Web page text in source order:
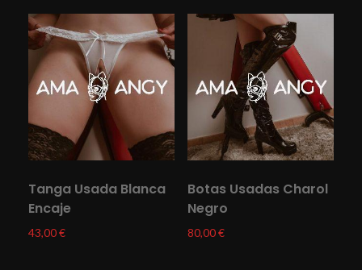
Tanga Usada Blanca
Encaje
43,00€
Botas Usadas Charol
Negro
80,00€